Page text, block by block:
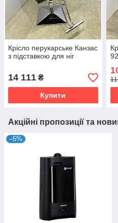
Крісло перукарське Канзас
з підставкою для ніг
14 111 ₴
Купити
Акційні пропозиції та
–5%